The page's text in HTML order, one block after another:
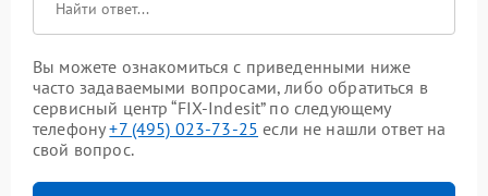
Вы можете ознакомиться с приведенными ниже
часто задаваемыми вопросами, либо обратиться в
сервисный центр “FIX-Indesit” по следующему
телефону+7 (495) 023-73-25 если не нашли ответ на
свой вопрос.